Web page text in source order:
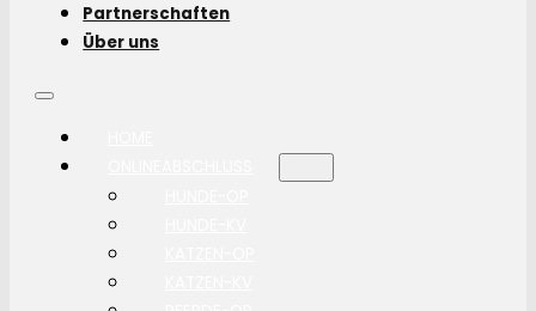
Partnerschaften
Über uns